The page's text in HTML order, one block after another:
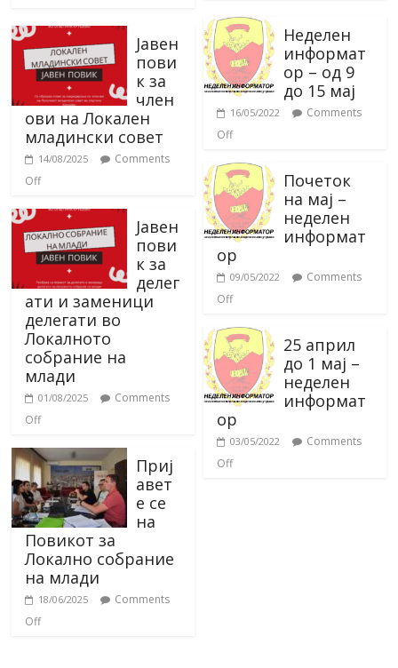
Јавен
пови
к за
член
ови на Локален
младински совет
14/08/2025
Comments
Off
Јавен
пови
к за
делег
ати и заменици
делегати во
Локалното
собрание на
млади
01/08/2025
Comments
Off
Приј
авет
е се
на
Повикот за
Локално собрание
на млади
18/06/2025
Comments
Off
Неделен
информат
ор – од 9
до 15 мај
16/05/2022
Comments
Off
Почеток
на мај –
неделен
информат
ор
09/05/2022
Comments
Off
25 април
до 1 мај –
неделен
информат
ор
03/05/2022
Comments
Off